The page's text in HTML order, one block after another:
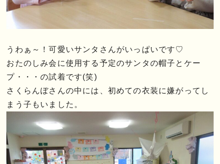
うわぁ～！可愛いサンタさんがいっぱいです♡
おたのしみ会に使用する予定のサンタの帽子とケー
プ・・・の試着です(笑)
さくらんぼさんの中には、初めての衣装に嫌がってし
まう子もいました。